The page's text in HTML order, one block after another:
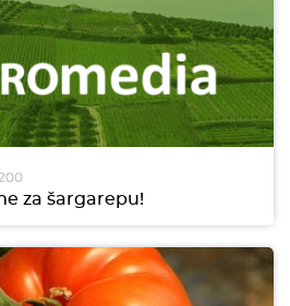
za šargarepu!